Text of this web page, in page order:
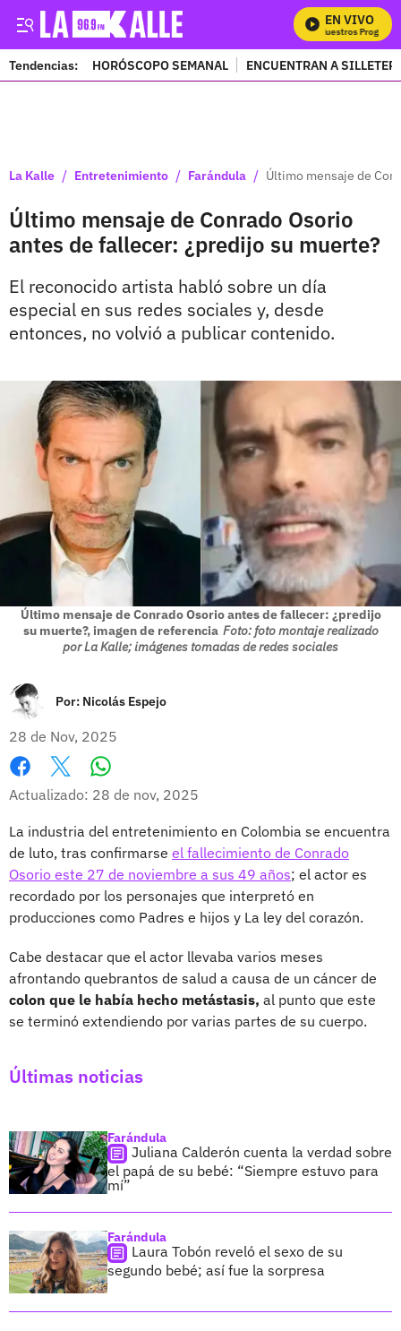
EN VIVO
Mira Todos Nuestros Programas
Tendencias: HORÓSCOPO SEMANAL ENCUENTRAN A
La Kalle / Entretenimiento / Farándula / Último mensaje de
Último mensaje de Conrado Osorio
antes de fallecer: ¿predijo su muerte?
El reconocido artista habló sobre un día
especial en sus redes sociales y, desde
entonces, no volvió a publicar contenido.
Último mensaje de Conrado Osorio antes de fallecer: ¿predijo
su muerte?, imagen de referencia Foto: foto montaje realizado
por La Kalle; imágenes tomadas de redes sociales
Por: Nicolás Espejo
28 de Nov, 2025
Facebook
X
Actualizado: 28 de nov, 2025
La industria del entretenimiento en Colombia se encuentra
de luto, tras confirmarse el fallecimiento de Conrado
Osorio este 27 de noviembre a sus 49 años; el actor es
recordado por los personajes que interpretó en
producciones como Padres e hijos y La ley del corazón.
Cabe destacar que el actor llevaba varios meses
afrontando quebrantos de salud a causa de un cáncer de
colon que le había hecho metástasis, al punto que este
se terminó extendiendo por varias partes de su cuerpo.
Últimas noticias
Farándula
Juliana Calderón cuenta la verdad sobre
el papá de su bebé: “Siempre estuvo para
mí”
Farándula
Laura Tobón reveló el sexo de su
segundo bebé; así fue la sorpresa